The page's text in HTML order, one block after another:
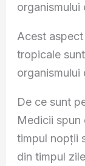
organismului
Acest
tropicale
De ce sunt
Medicii spun
timpul nopții
din timpul